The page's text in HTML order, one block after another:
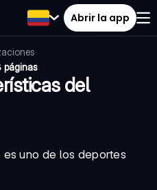
Abrir la app
·
páginas
del
uno de los deportes